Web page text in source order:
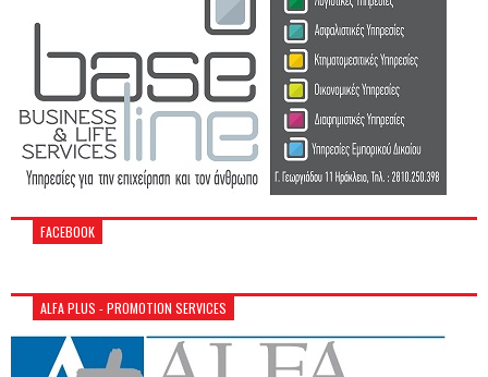
FACEBOOK
ALFA PLUS - PROMOTION SERVICES